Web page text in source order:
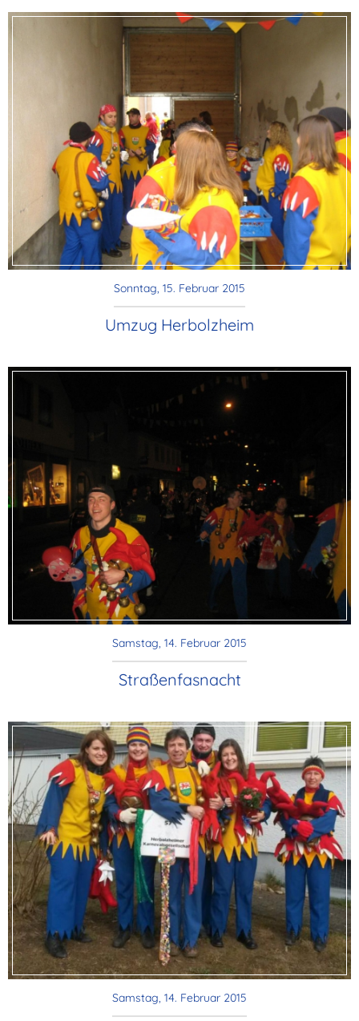
Sonntag, 15. Februar 2015
Umzug Herbolzheim
Samstag, 14. Februar 2015
Straßenfasnacht
Samstag, 14. Februar 2015